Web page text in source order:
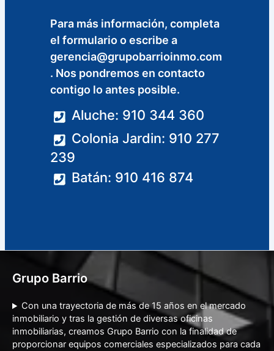
Para más información, completa
el formulario o escribe a
gerencia@grupobarrioinmo.com
. Nos pondremos en contacto
contigo lo antes posible.
Aluche: 910 344 360
Colonia Jardin: 910 277
239
Batán: 910 416 874
Grupo Barrio
Con una trayectoria de más de 15 años en el mercado
inmobiliario y tras la gestión de diversas oficinas
inmobiliarias, creamos Grupo Barrio con la finalidad de
proporcionar equipos comerciales especializados para cada